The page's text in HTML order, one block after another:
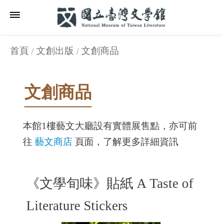
跳到主要內容區塊
首頁
文創出版 文創商品
文創商品
本館1樓藝文大廳設有實體展售點，亦可前
往藝文商店 頁面，了解更多詳細資訊
《文學旬味》貼紙 A Taste of
Literature Stickers